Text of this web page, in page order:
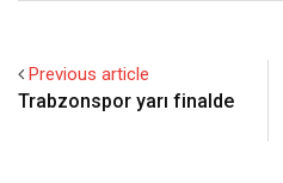
Previous article
Trabzonspor yarı finalde